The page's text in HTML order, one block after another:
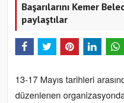
Başarılarını Kemer
paylaştılar
13-17 Mayıs tarihleri
düzenlenen